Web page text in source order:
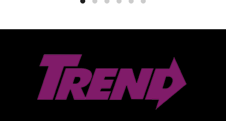
varijanti.
na
stranici
proizvoda.
proizvoda.